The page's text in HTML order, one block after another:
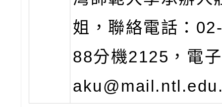
姐，聯絡電話：
88分機2125，電